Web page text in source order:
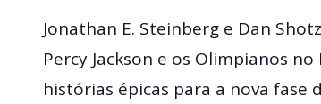
Jonathan E. Steinberg e Dan
Percy Jackson e os Olimpianos
histórias épicas para a nova fase